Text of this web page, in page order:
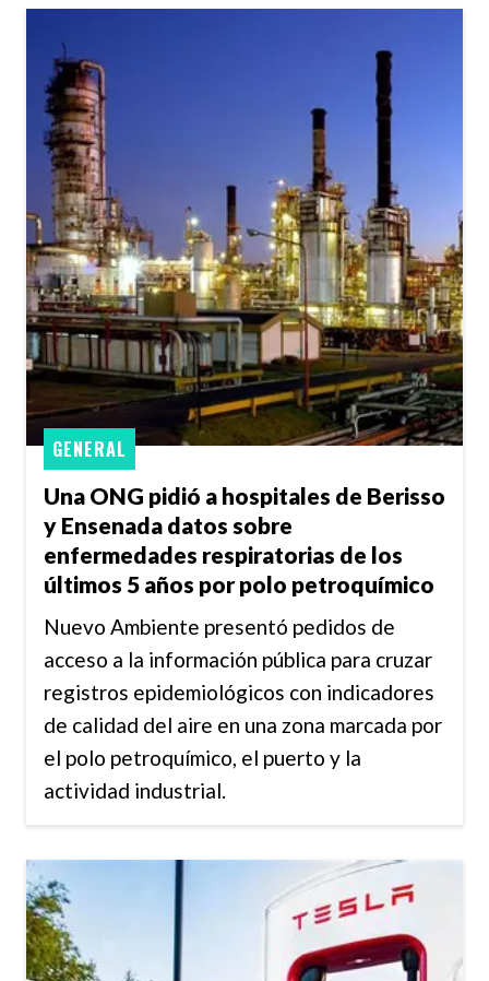
Una ONG pidió a hospitales de Berisso
y Ensenada datos sobre
enfermedades respiratorias de los
últimos 5 años por polo petroquímico
GENERAL
Nuevo Ambiente presentó pedidos de
acceso a la información pública para cruzar
registros epidemiológicos con indicadores
de calidad del aire en una zona marcada por
el polo petroquímico, el puerto y la
actividad industrial.